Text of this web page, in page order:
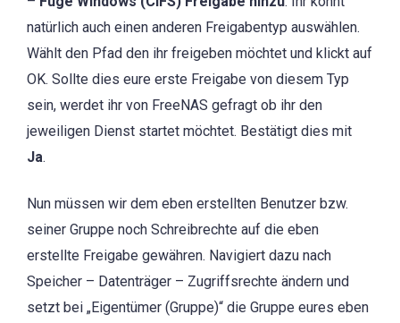
natürlich auch einen anderen Freigabentyp auswählen.
Wählt den Pfad den ihr freigeben möchtet und klickt auf
OK. Sollte dies eure erste Freigabe von diesem Typ
sein, werdet ihr von FreeNAS gefragt ob ihr den
jeweiligen Dienst startet möchtet. Bestätigt dies mit
Ja.
Nun müssen wir dem eben erstellten Benutzer bzw.
seiner Gruppe noch Schreibrechte auf die eben
erstellte Freigabe gewähren. Navigiert dazu nach
Speicher – Datenträger – Zugriffsrechte ändern und
setzt bei „Eigentümer (Gruppe)“ die Gruppe eures eben